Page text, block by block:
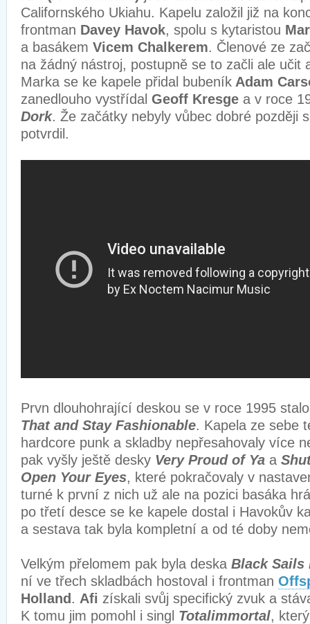
Californského Ukiahu. Kapelu založil již na
frontman Davey Havok, spolu s kytaristou
a basákem Vicem Chalkerem. Členové ze
na žádný nástroj, postupně se to začli ale učit
Marka se ke kapele přidal bubeník Adam
zanedlouho vystřídal Geoff Kresge a v roce
Dork. Že začátky nebyly vůbec dobré později
potvrdil.
Prvn dlouhohrající deskou se v roce 1995
That and Stay Fashionable. Kapela ze sebe
hardcore punk a skladby nepřesahovaly více
pak vyšly ještě desky Very Proud of Ya a
Open Your Eyes, které pokračovaly v
turné k první z nich už ale na pozici basáka
po třetí desce se ke kapele dostal i Havokův
a sestava tak byla kompletní a od té doby
Velkým přelomem pak byla deska Black Sails
ní ve třech skladbách hostoval i frontman
Holland . Afi získali svůj specifický zvuk a
K tomu jim pomohl i singl Totalimmortal,